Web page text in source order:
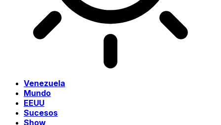
Venezuela
Mundo
EEUU
Sucesos
Show